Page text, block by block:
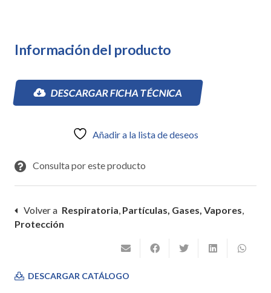
Información del producto
DESCARGAR FICHA TÉCNICA
Añadir a la lista de deseos
Consulta por este producto
Volver a Respiratoria, Partículas, Gases, Vapores,
Protección
DESCARGAR CATÁLOGO